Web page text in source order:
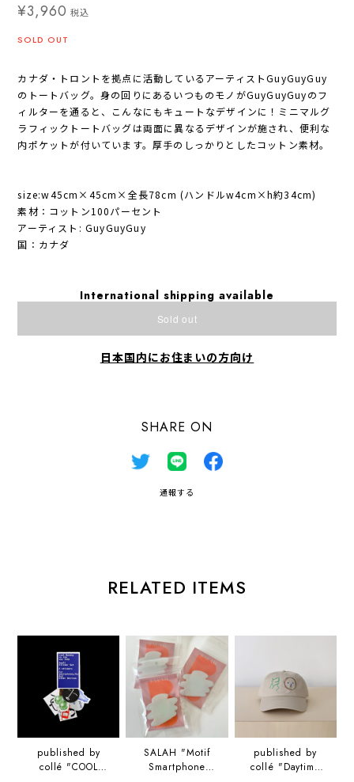
¥3,960 税込
SOLD OUT
カナダ・トロントを拠点に活動しているアーティストGuyGuyGuy
のトートバッグ。身の回りにあるいつものモノがGuyGuyGuyのフ
ィルターを通ると、こんなにもキュートなデザインに！ミニマルグ
ラフィックトートバッグは両面に異なるデザインが施され、便利な
内ポケットが付いています。厚手のしっかりとしたコットン素材。
size:w45cm×45cm×全長78cm (ハンドルw4cm×h約34cm)
素材：コットン100パーセント
アーティスト: GuyGuyGuy
国：カナダ
International shipping available
Sold out
日本国内にお住まいの方向け
SHARE ON
通報する
RELATED ITEMS
published by
collé "COOL
SALAH "Motif
Smartphone
published by
collé "Daytime